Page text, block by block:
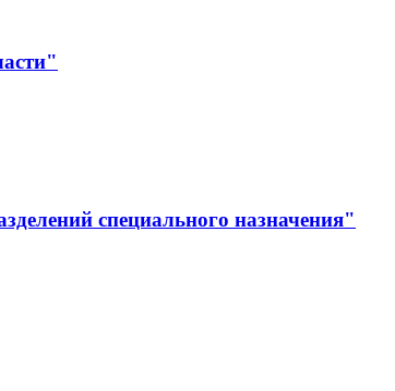
специального назначения"